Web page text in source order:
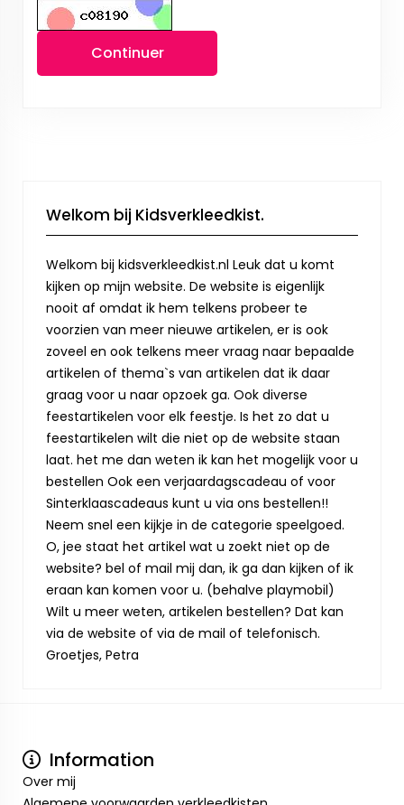
Continuer
Welkom bij Kidsverkleedkist.
Welkom bij kidsverkleedkist.nl Leuk dat u komt
kijken op mijn website. De website is eigenlijk
nooit af omdat ik hem telkens probeer te
voorzien van meer nieuwe artikelen, er is ook
zoveel en ook telkens meer vraag naar bepaalde
artikelen of thema`s van artikelen dat ik daar
graag voor u naar opzoek ga. Ook diverse
feestartikelen voor elk feestje. Is het zo dat u
feestartikelen wilt die niet op de website staan
laat. het me dan weten ik kan het mogelijk voor u
bestellen Ook een verjaardagscadeau of voor
Sinterklaascadeaus kunt u via ons bestellen!!
Neem snel een kijkje in de categorie speelgoed.
O, jee staat het artikel wat u zoekt niet op de
website? bel of mail mij dan, ik ga dan kijken of ik
eraan kan komen voor u. (behalve playmobil)
Wilt u meer weten, artikelen bestellen? Dat kan
via de website of via de mail of telefonisch.
Groetjes, Petra
Information
Over mij